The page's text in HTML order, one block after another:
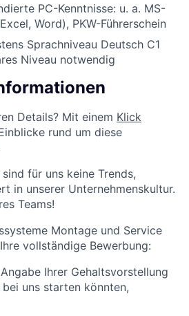
PC-Kenntnisse: u. a. MS-
Word), PKW-Führerschein
Sprachniveau Deutsch C1
Niveau notwendig
Details? Mit einem Klick
rund um diese
für uns keine Trends,
in unserer Unternehmenskultur.
Teams!
Montage und Service
vollständige Bewerbung:
Ihrer Gehaltsvorstellung
uns starten könnten,